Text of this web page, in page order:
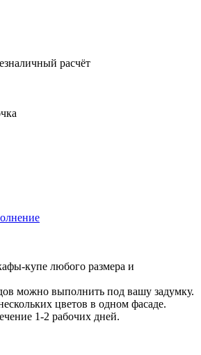
расчёт
купе любого размера и
можно выполнить под вашу задумку.
цветов в одном фасаде.
1-2 рабочих дней.